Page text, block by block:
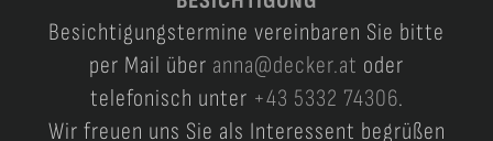
Besichtigungstermine vereinbaren Sie bitte
per Mail über anna@decker.at oder
telefonisch unter +43 5332 74306.
Wir freuen uns Sie als Interessent begrüßen